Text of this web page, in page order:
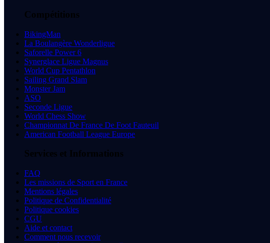
Compétitions
BikingMan
La Boulangère Wonderligue
Saforelle Power 6
Synerglace Ligue Magnus
World Cup Pentathlon
Sailing Grand Slam
Monster Jam
ASO
Seconde Ligue
World Chess Show
Championnat De France De Foot Fauteuil
American Football League Europe
Services et Informations
FAQ
Les missions de Sport en France
Mentions légales
Politique de Confidentialité
Politique cookies
CGU
Aide et contact
Comment nous recevoir